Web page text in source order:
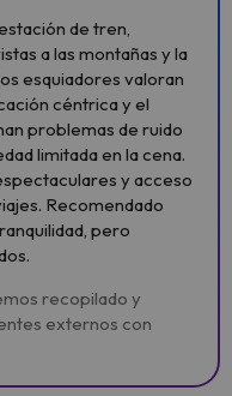
de tren,
a las montañas y la
esquiadores valoran
céntrica y el
problemas de ruido
limitada en la cena.
y acceso
Recomendado
pero
recopilado y
externos con